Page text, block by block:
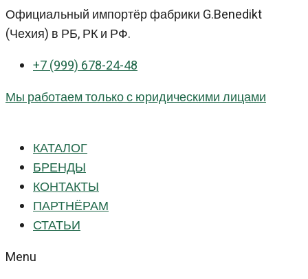
Перейти
к
Официальный импортёр фабрики G.Benedikt
(Чехия) в РБ, РК и РФ.
+7 (999) 678-24-48
Мы работаем только с юридическими лицами
КАТАЛОГ
БРЕНДЫ
КОНТАКТЫ
ПАРТНЁРАМ
СТАТЬИ
Menu